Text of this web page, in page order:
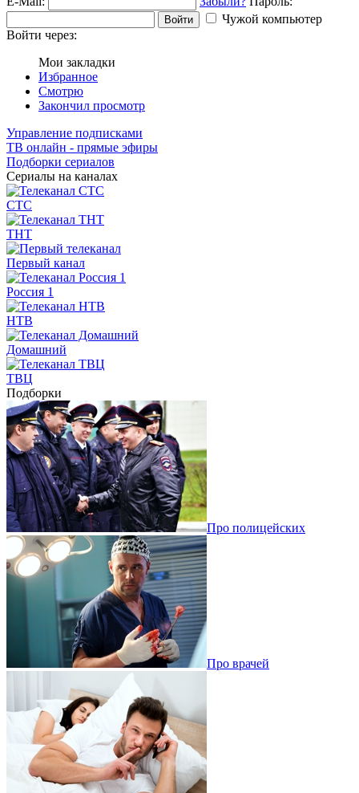
Войти
Чужой компьютер
Войти через:
Мои закладки
Избранное
Смотрю
Закончил просмотр
Управление подписками
ТВ онлайн - прямые эфиры
Подборки сериалов
Сериалы на каналах
СТС
ТНТ
Первый канал
Россия 1
НТВ
Домашний
ТВЦ
Подборки
Про полицейских
Про врачей